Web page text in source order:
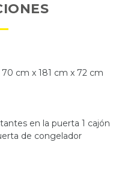
cm x 181 cm x 72 cm
en la puerta 1 cajón
de congelador